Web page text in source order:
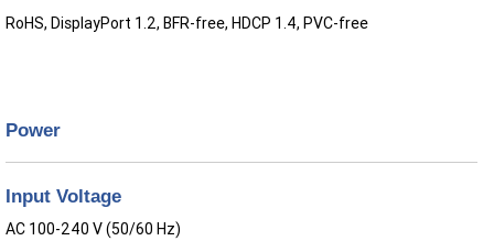
RoHS, DisplayPort 1.2, BFR-free, HDCP 1.4, PVC-free
Power
Input Voltage
AC 100-240 V (50/60 Hz)